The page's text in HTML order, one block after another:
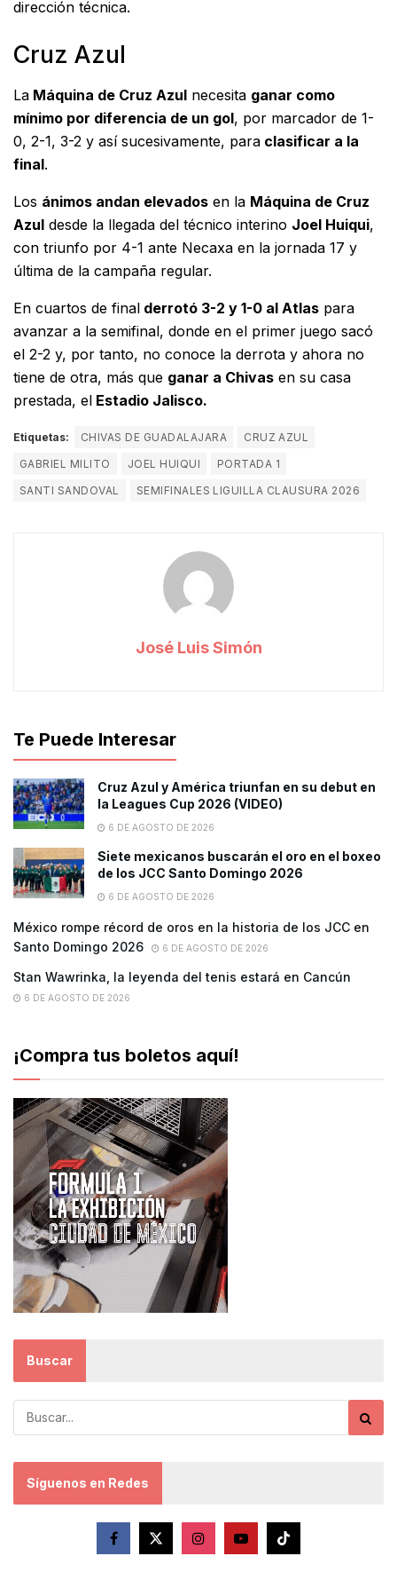
dirección técnica.
Cruz Azul
La Máquina de Cruz Azul necesita ganar como
mínimo por diferencia de un gol, por marcador de 1-
0, 2-1, 3-2 y así sucesivamente, para clasificar a la
final.
Los ánimos andan elevados en la Máquina de Cruz
Azul desde la llegada del técnico interino Joel Huiqui,
con triunfo por 4-1 ante Necaxa en la jornada 17 y
última de la campaña regular.
En cuartos de final derrotó 3-2 y 1-0 al Atlas para
avanzar a la semifinal, donde en el primer juego sacó
el 2-2 y, por tanto, no conoce la derrota y ahora no
tiene de otra, más que ganar a Chivas en su casa
prestada, el Estadio Jalisco.
Etiquetas: CHIVAS DE GUADALAJARA
CRUZ AZUL
GABRIEL MILITO
JOEL HUIQUI
PORTADA 1
SANTI SANDOVAL
SEMIFINALES LIGUILLA CLAUSURA 2026
José Luis Simón
Te Puede Interesar
Cruz Azul y América triunfan en su debut en
la Leagues Cup 2026 (VIDEO)
6 DE AGOSTO DE 2026
Siete mexicanos buscarán el oro en el boxeo
de los JCC Santo Domingo 2026
6 DE AGOSTO DE 2026
México rompe récord de oros en la historia de los JCC en
Santo Domingo 2026
6 DE AGOSTO DE 2026
Stan Wawrinka, la leyenda del tenis estará en Cancún
6 DE AGOSTO DE 2026
¡Compra tus boletos aquí!
Buscar
Síguenos en Redes